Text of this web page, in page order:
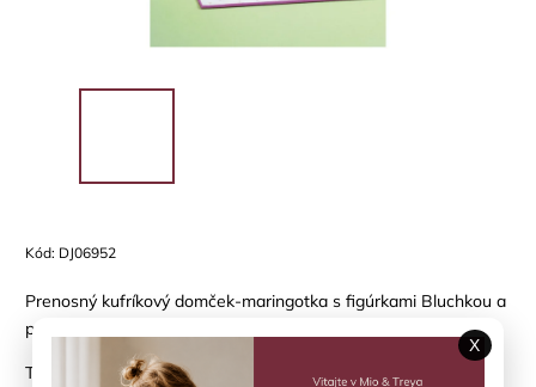
Kód: DJ06952
Prenosný kufríkový domček-maringotka s figúrkami Bluchkou a
psíkom Indiem z kolekcie tinyly.
Tinyly, figúrky a doplnky určené na hranie, vytváranie
X